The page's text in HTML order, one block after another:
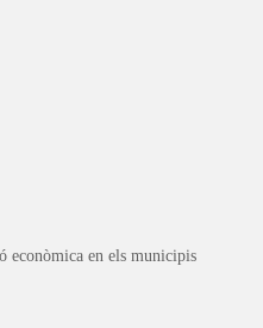
econòmica en els municipis